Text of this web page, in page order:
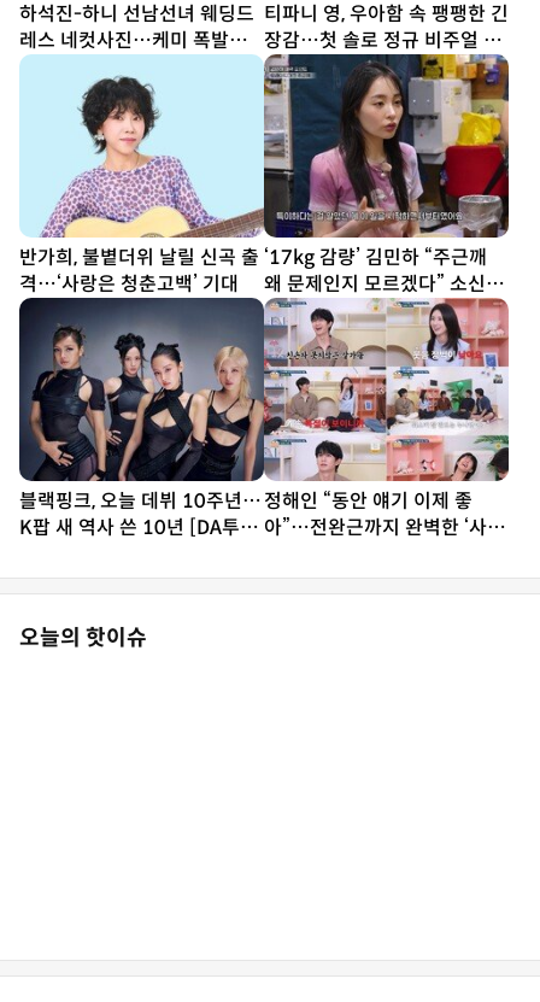
하석진-하니 선남선녀 웨딩드
레스 네컷사진…케미 폭발
[DA★]
티파니 영, 우아함 속 팽팽한 긴
장감…첫 솔로 정규 비주얼 공
개
반가희, 불볕더위 날릴 신곡 출
격…‘사랑은 청춘고백’ 기대
‘17kg 감량’ 김민하 “주근깨
왜 문제인지 모르겠다” 소신 발
언 (전현무계획4)
블랙핑크, 오늘 데뷔 10주년…
K팝 새 역사 쓴 10년 [DA투데
정해인 “동안 얘기 이제 좋
아”…전완근까지 완벽한 ‘사기
오늘의 핫이슈